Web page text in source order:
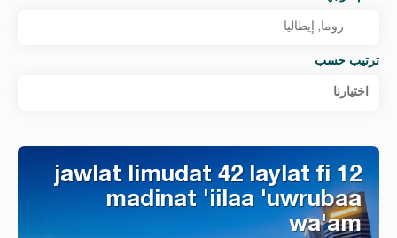
ترتيب حسب
اختيارنا
jawlat limudat 42 laylat fi 12
madinat 'iilaa 'uwrubaa
wa'am